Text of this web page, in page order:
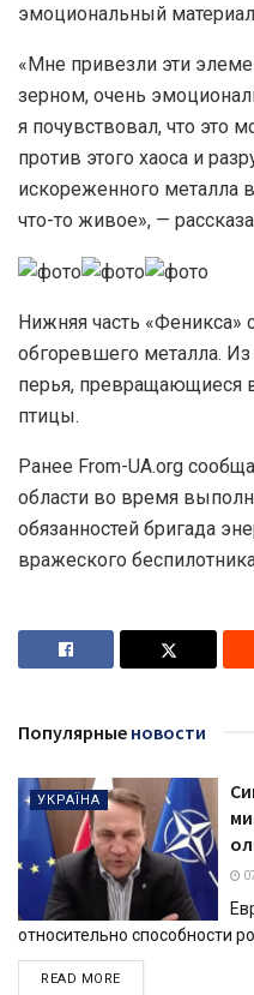
эмоциональный
«Мне привезли эти
зерном, очень
я почувствовал, что это
против этого хаоса и
искореженного металла
что-то живое», —
Нижняя часть «Феникса»
обгоревшего металла.
перья,
птицы.
Ранее From-UA.org
области во время
обязанностей бригада
вражеского
Популярные новости
УКРАЇНА
относительно способности
READ MOREDETAILS